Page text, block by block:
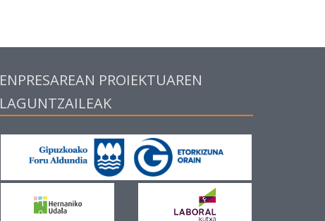
ENPRESAREAN PROIEKTUAREN
LAGUNTZAILEAK